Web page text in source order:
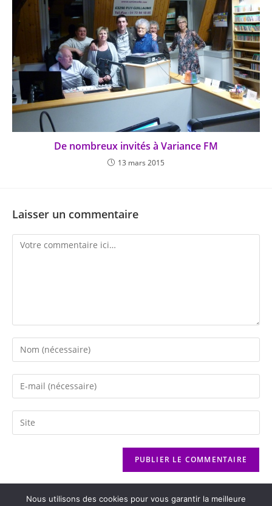
De nombreux invités à Variance FM
13 mars 2015
Laisser un commentaire
Nous utilisons des cookies pour vous garantir la meilleure